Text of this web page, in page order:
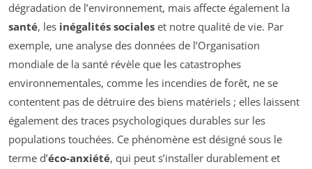
dégradation de l’environnement, mais affecte également la
santé, les inégalités sociales et notre qualité de vie. Par
exemple, une analyse des données de l’Organisation
mondiale de la santé révèle que les catastrophes
environnementales, comme les incendies de forêt, ne se
contentent pas de détruire des biens matériels ; elles laissent
également des traces psychologiques durables sur les
populations touchées. Ce phénomène est désigné sous le
terme d’éco-anxiété, qui peut s’installer durablement et